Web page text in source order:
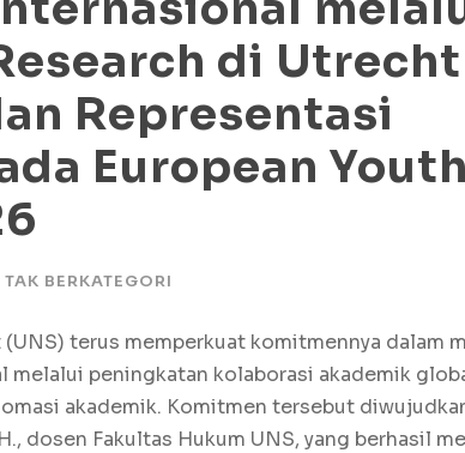
di Utrecht
Representasi
European Youth
TAK BERKATEGORI
(UNS) terus memperkuat komitmennya dalam
peningkatan kolaborasi akademik
akademik. Komitmen tersebut
dosen Fakultas Hukum UNS, yang berhasil